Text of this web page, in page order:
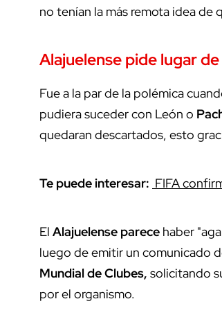
no tenían la más remota idea
Alajuelense pide lugar
Fue a la par de la polémica
pudiera suceder con León o
quedaran descartados, esto
Te puede interesar: FIFA
El Alajuelense parece haber
luego de emitir un comunicado
MundialdeClubes, solicitando
por el organismo.